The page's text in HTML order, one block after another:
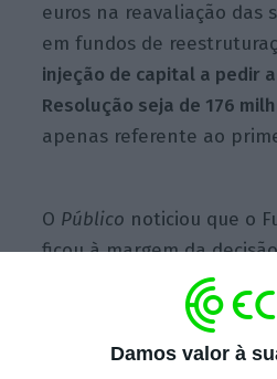
Damos valor à
euros na reavaliação das
em fundos de
injeção de capital a pedir
Resolução seja de 176
apenas referente ao
O Público noticiou que o
ficou à margem da
reavaliar as suas
reestruturação e que já
sobre o Novo Banco